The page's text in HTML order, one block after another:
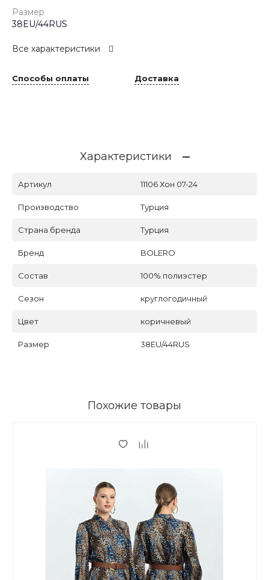
Размер
38EU/44RUS
Все характеристики
Способы оплаты Доставка
Характеристики
Артикул 11106 Хон 07-24
Производство Турция
Страна бренда Турция
Бренд BOLERO
Состав 100% полиэстер
Сезон круглогодичный
Цвет коричневый
Размер 38EU/44RUS
Похожие товары